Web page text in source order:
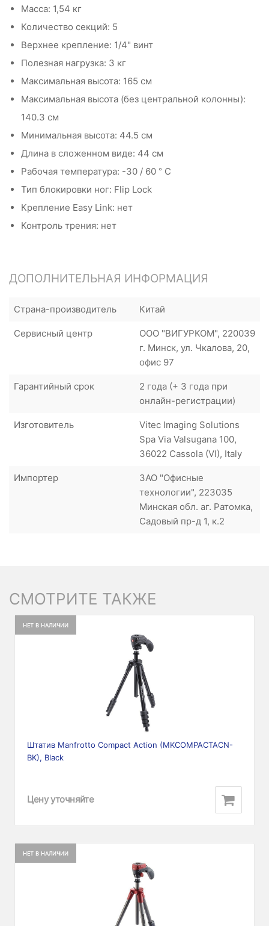
Масса: 1,54 кг
Количество секций: 5
Верхнее крепление: 1/4" винт
Полезная нагрузка: 3 кг
Максимальная высота: 165 см
Максимальная высота (без центральной колонны):
140.3 см
Минимальная высота: 44.5 см
Длина в сложенном виде: 44 см
Рабочая температура: -30 / 60 ° С
Тип блокировки ног: Flip Lock
Крепление Easy Link: нет
Контроль трения: нет
ДОПОЛНИТЕЛЬНАЯ ИНФОРМАЦИЯ
Страна-производитель Китай
Сервисный центр
ООО "ВИГУРКОМ", 220039
г. Минск, ул. Чкалова, 20,
офис 97
Гарантийный срок
2 года (+ 3 года при
онлайн-регистрации)
Изготовитель
Vitec Imaging Solutions
Spa Via Valsugana 100,
36022 Cassola (VI), Italy
Импортер
ЗАО "Офисные
технологии", 223035
Минская обл. аг. Ратомка,
Садовый пр-д 1, к.2
СМОТРИТЕ ТАКЖЕ
НЕТ В НАЛИЧИИ
Штатив Manfrotto Compact Action (MKCOMPACTACN-
BK), Black
Цену уточняйте
НЕТ В НАЛИЧИИ